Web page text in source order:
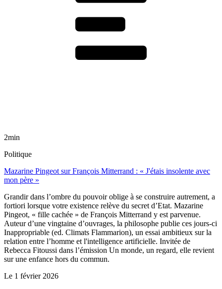
2min
Politique
Mazarine Pingeot sur François Mitterrand : « J'étais insolente avec
mon père »
Grandir dans l’ombre du pouvoir oblige à se construire autrement, a
fortiori lorsque votre existence relève du secret d’Etat. Mazarine
Pingeot, « fille cachée » de François Mitterrand y est parvenue.
Auteur d’une vingtaine d’ouvrages, la philosophe publie ces jours-ci
Inappropriable (ed. Climats Flammarion), un essai ambitieux sur la
relation entre l’homme et l'intelligence artificielle. Invitée de
Rebecca Fitoussi dans l’émission Un monde, un regard, elle revient
sur une enfance hors du commun.
Le 1 février 2026